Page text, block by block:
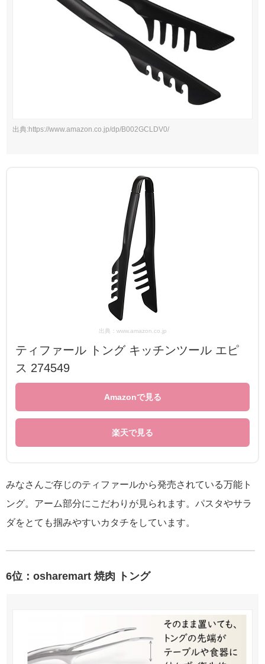
出典:https://www.amazon.co.jp/dp/B002GCLDV0/
出典：www.amazon.co.jp
ティファール トング キッチンツール エピ
ス 274549
Amazonで見る
楽天で見る
みなさんご存じのティファールから発売されている万能ト
ング。アーム部分にこだわりが見られます。パスタやサラ
ダをとても掴みやすいカタチをしています。
6位：osharemart 焼肉 トング